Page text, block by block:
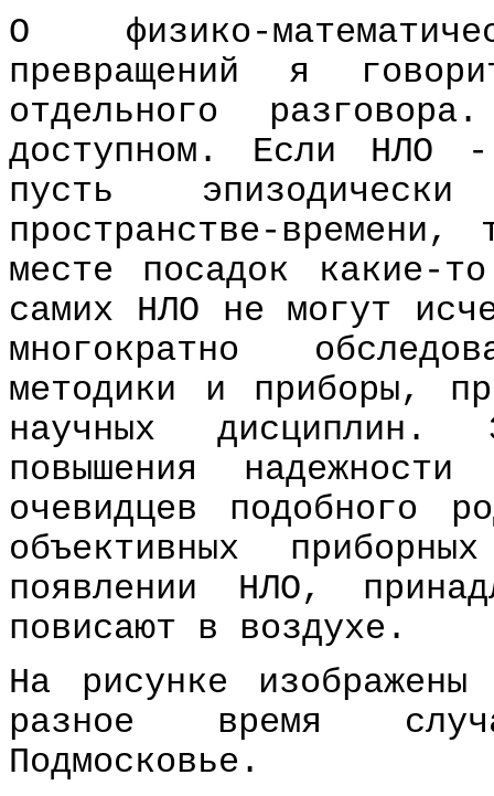
О физико-
превращений я
отдельного
доступном. Если НЛО -
пусть
пространстве-
месте посадок какие-
самих НЛО не могут
многократно
методики и приборы,
научных
повышения
очевидцев подобного
объективных
появлении НЛО,
повисают в воздухе.
На рисунке
разное время
Подмосковье.